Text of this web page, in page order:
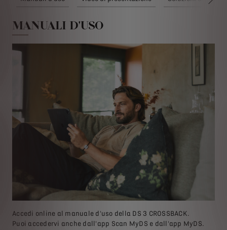
MANUALI D'USO
Accedi online al manuale d'uso della DS 3 CROSSBACK.
Puoi accedervi anche dall'app Scan MyDS e dall'app MyDS.